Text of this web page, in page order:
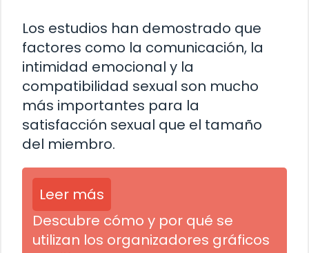
Los estudios han demostrado que
factores como la comunicación, la
intimidad emocional y la
compatibilidad sexual son mucho
más importantes para la
satisfacción sexual que el tamaño
del miembro.
Leer más
Descubre cómo y por qué se
utilizan los organizadores gráficos